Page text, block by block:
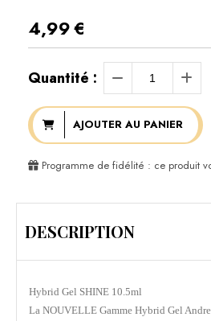
4,99€
Quantité :
AJOUTER AU PANIER
Programme de fidélité : ce produit
DESCRIPTION
Hybrid Gel SHINE 10.5ml
La NOUVELLE Gamme Hybrid Gel